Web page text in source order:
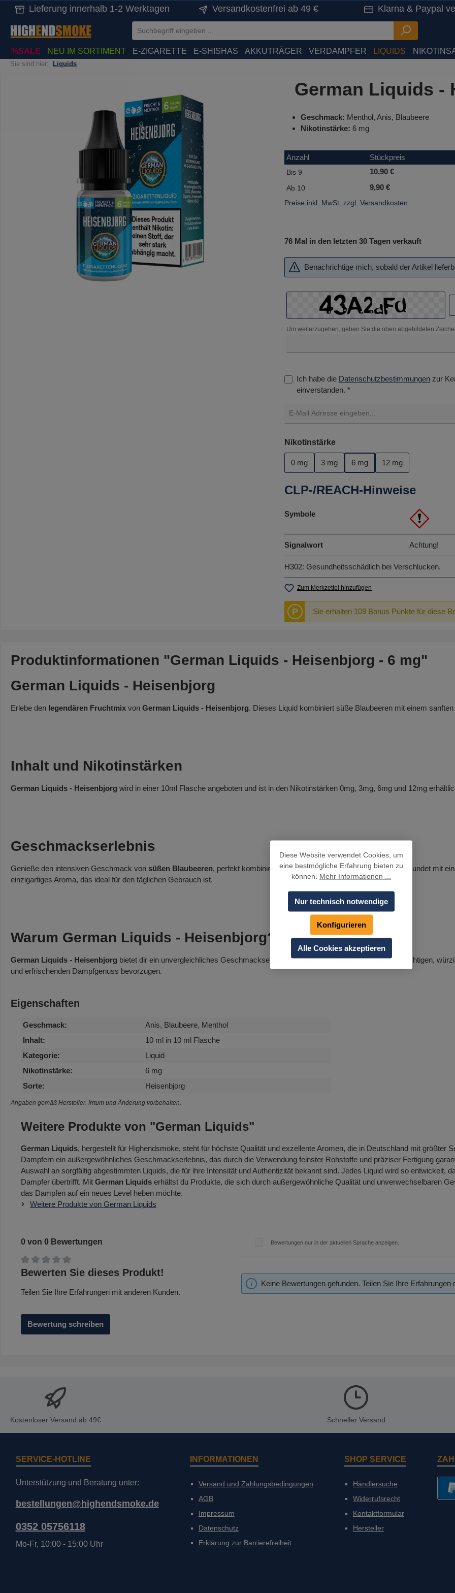
Zur Hauptnavigation springen
Lieferung innerhalb 1-2 Werktagen Versandkostenfrei ab 49 € Klarna & Paypal
%SALE NEU IM SORTIMENT E-ZIGARETTE E-SHISHAS AKKUTRÄGER VERDAMPFER LIQUIDS
Sie sind hier: Liquids
German Liquids -
Geschmack: Menthol, Anis, Blaubeere
Nikotinstärke: 6 mg
Anzahl Stückpreis
Bis 9 10,90 €
Ab 10 9,90 €
Preise inkl. MwSt. zzgl. Versandkosten
76 Mal in den letzten 30 Tagen verkauft
Benachrichtige mich, sobald der Artikel
Um weiterzugehen, geben Sie die oben abgebildeten
Ich habe die Datenschutzbestimmungenzur
einverstanden. *
Nikotinstärkeauswählen
0 mg 3 mg 6 mg 12 mg
CLP-/REACH-Hinweise
Symbole
Signalwort Achtung!
H302: Gesundheitsschädlich bei Verschlucken.
Zum Merkzettel hinzufügen
P Sie erhalten 109 Bonus Punkte für diese
Produktinformationen "German Liquids - Heisenbjorg - 6 mg"
German Liquids - Heisenbjorg
Erlebe den legendären Fruchtmix von German Liquids - Heisenbjorg. Dieses Liquid kombiniert süße Blaubeeren mit einem
Inhalt und Nikotinstärken
German Liquids - Heisenbjorg wird in einer 10ml Flasche angeboten und ist in den Nikotinstärken 0mg, 3mg, 6mg und 12mg
Geschmackserlebnis
Genieße den intensiven Geschmack von süßen Blaubeeren, perfekt kombiniert mit einem sanften Hauch Anis und abgerundet mit
einzigartiges Aroma, das ideal für den täglichen Gebrauch ist.
Warum German Liquids - Heisenbjorg?
German Liquids - Heisenbjorg bietet dir ein unvergleichliches Geschmackserlebnis mit einer perfekten Balance aus fruchtigen,
und erfrischenden Dampfgenuss bevorzugen.
Eigenschaften
Geschmack:
Anis, Blaubeere, Menthol
Inhalt:
10 ml in 10 ml Flasche
Kategorie:
Liquid
Nikotinstärke:
6 mg
Sorte:
Heisenbjorg
Angaben gemäß Hersteller. Irrtum und Änderung vorbehalten.
Weitere Produkte von "German Liquids"
German Liquids, hergestellt für Highendsmoke, steht für höchste Qualität und exzellente Aromen, die in Deutschland mit größter
Dampfern ein außergewöhnliches Geschmackserlebnis, das durch die Verwendung feinster Rohstoffe und präziser Fertigung
Auswahl an sorgfältig abgestimmten Liquids, die für ihre Intensität und Authentizität bekannt sind. Jedes Liquid wird so entwickelt,
Dampfer übertrifft. Mit German Liquids erhältst du Produkte, die sich durch außergewöhnliche Qualität und unverwechselbaren
das Dampfen auf ein neues Level heben möchte.
Weitere Produkte von German Liquids
0 von 0 Bewertungen
Durchschnittliche Bewertung von 0 von 5 Sternen
Bewerten Sie dieses Produkt!
Teilen Sie Ihre Erfahrungen mit anderen Kunden.
Bewertung schreiben
Bewertungen nur in der aktuellen Sprache anzeigen.
Keine Bewertungen gefunden. Teilen Sie Ihre Erfahrungen
Kostenloser Versand ab 49€ Schneller Versand
SERVICE-HOTLINE
Unterstützung und Beratung unter:
bestellungen@highendsmoke.de
0352 05756118
Mo-Fr, 10:00 - 15:00 Uhr
INFORMATIONEN
Versand und Zahlungsbedingungen
AGB
Impressum
Datenschutz
Erklärung zur Barrierefreiheit
SHOP SERVICE
Händlersuche
Widerrufsrecht
Kontaktformular
Hersteller
Diese Website verwendet Cookies, um
eine bestmögliche Erfahrung bieten zu
können. Mehr Informationen ...
Nur technisch notwendige
Konfigurieren
Alle Cookies akzeptieren